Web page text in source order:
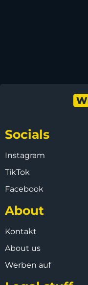
Socials
Instagram
TikTok
Facebook
About
Kontakt
About us
Werben auf